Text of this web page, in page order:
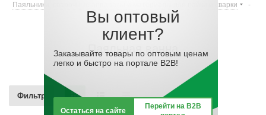
Паяльники, сварочные аппараты и материалы для пайки и сварки
-
Паяльная ванна
Паяльная ванна
Фильтр
Вы оптовый
клиент?
Заказывайте товары по оптовым ценам
легко и быстро на портале B2B!
Остаться на сайте
Перейти на B2B